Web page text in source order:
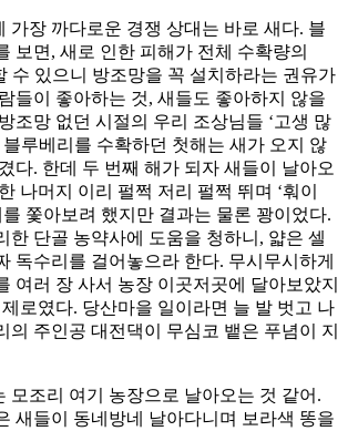
가장 까다로운 경쟁 상대는 바로 새다. 블
보면, 새로 인한 피해가 전체 수확량의
수 있으니 방조망을 꼭 설치하라는 권유가
들이 좋아하는 것, 새들도 좋아하지 않을
조망 없던 시절의 우리 조상님들 ‘고생 많
블루베리를 수확하던 첫해는 새가 오지 않
다. 한데 두 번째 해가 되자 새들이 날아오
나머지 이리 펄쩍 저리 펄쩍 뛰며 ‘훠이
쫓아보려 했지만 결과는 물론 꽝이었다.
한 단골 농약사에 도움을 청하니, 얇은 셀
독수리를 걸어놓으라 한다. 무시무시하게
여러 장 사서 농장 이곳저곳에 달아보았지
로였다. 당산마을 일이라면 늘 발 벗고 나
의 주인공 대전댁이 무심코 뱉은 푸념이 지
모조리 여기 농장으로 날아오는 것 같어.
새들이 동네방네 날아다니며 보라색 똥을